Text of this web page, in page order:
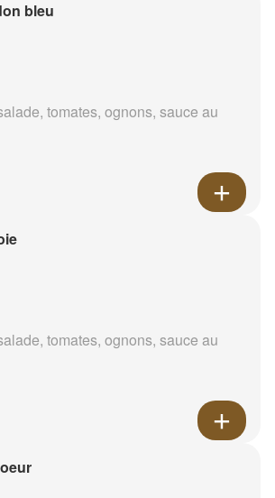
bleu
tomates, ognons, sauce au
tomates, ognons, sauce au